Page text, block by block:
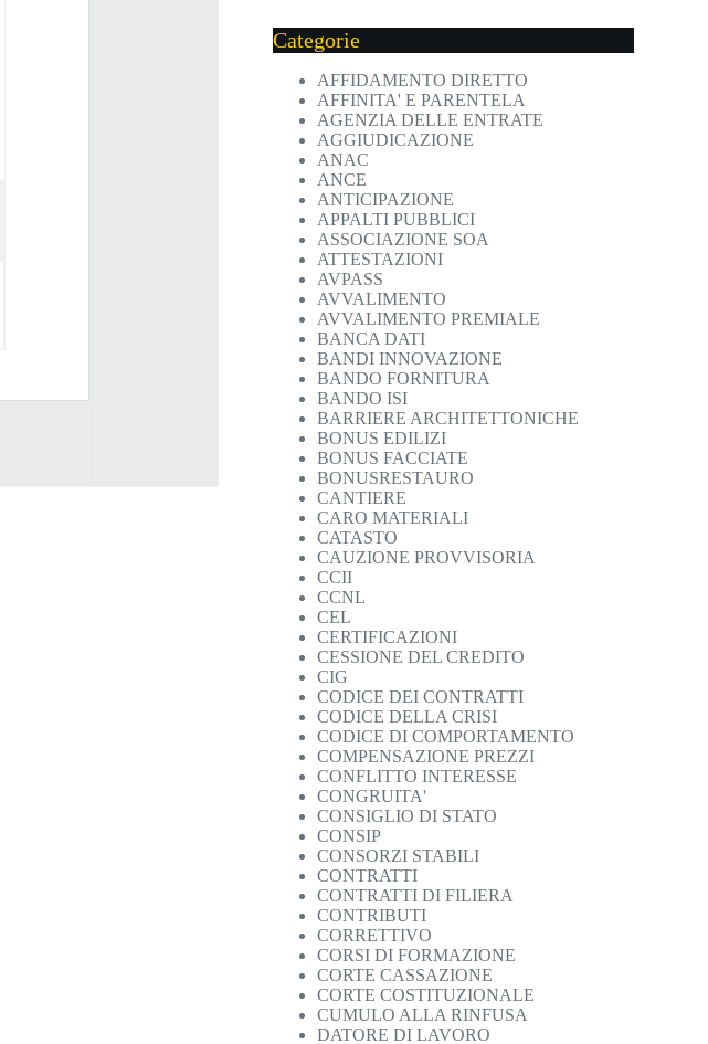
Categorie
AFFIDAMENTO DIRETTO
AFFINITA' E PARENTELA
AGENZIA DELLE ENTRATE
AGGIUDICAZIONE
ANAC
ANCE
ANTICIPAZIONE
APPALTI PUBBLICI
ASSOCIAZIONE SOA
ATTESTAZIONI
AVPASS
AVVALIMENTO
AVVALIMENTO PREMIALE
BANCA DATI
BANDI INNOVAZIONE
BANDO FORNITURA
BANDO ISI
BARRIERE ARCHITETTONICHE
BONUS EDILIZI
BONUS FACCIATE
BONUSRESTAURO
CANTIERE
CARO MATERIALI
CATASTO
CAUZIONE PROVVISORIA
CCII
CCNL
CEL
CERTIFICAZIONI
CESSIONE DEL CREDITO
CIG
CODICE DEI CONTRATTI
CODICE DELLA CRISI
CODICE DI COMPORTAMENTO
COMPENSAZIONE PREZZI
CONFLITTO INTERESSE
CONGRUITA'
CONSIGLIO DI STATO
CONSIP
CONSORZI STABILI
CONTRATTI
CONTRATTI DI FILIERA
CONTRIBUTI
CORRETTIVO
CORSI DI FORMAZIONE
CORTE CASSAZIONE
CORTE COSTITUZIONALE
CUMULO ALLA RINFUSA
DATORE DI LAVORO